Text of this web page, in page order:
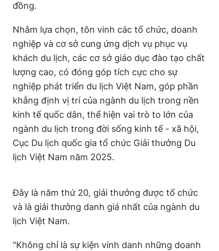
đồng.
Nhằm lựa chọn, tôn vinh các tổ chức, doanh
nghiệp và cơ sở cung ứng dịch vụ phục vụ
khách du lịch, các cơ sở giáo dục đào tạo chất
lượng cao, có đóng góp tích cực cho sự
nghiệp phát triển du lịch Việt Nam, góp phần
khẳng định vị trí của ngành du lịch trong nền
kinh tế quốc dân, thể hiện vai trò to lớn của
ngành du lịch trong đời sống kinh tế - xã hội,
Cục Du lịch quốc gia tổ chức Giải thưởng Du
lịch Việt Nam năm 2025.
Đây là năm thứ 20, giải thưởng được tổ chức
và là giải thưởng danh giá nhất của ngành du
lịch Việt Nam.
"Không chỉ là sự kiện vinh danh những doanh